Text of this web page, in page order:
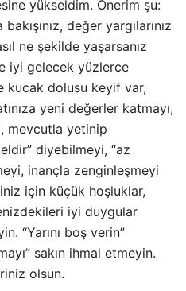
yükseldim. Önerim şu:
değer yargılarınız
ne şekilde yaşarsanız
iyi gelecek yüzlerce
kucak dolusu keyif var,
yeni değerler katmayı,
mevcutla yetinip
diyebilmeyi, “az
inançla zenginleşmeyi
için küçük hoşluklar,
iyi duygular
“Yarını boş verin”
sakın ihmal etmeyin.
olsun.